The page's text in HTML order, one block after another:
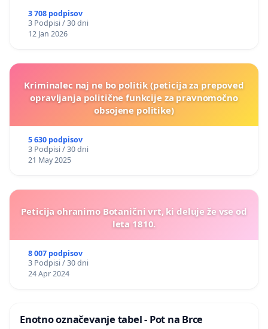
3 708 podpisov
3 Podpisi / 30 dni
12 Jan 2026
Kriminalec naj ne bo politik (peticija za prepoved
opravljanja politične funkcije za pravnomočno
obsojene politike)
5 630 podpisov
3 Podpisi / 30 dni
21 May 2025
Peticija ohranimo Botanični vrt, ki deluje že vse od
leta 1810.
8 007 podpisov
3 Podpisi / 30 dni
24 Apr 2024
Enotno označevanje tabel - Pot na Brce